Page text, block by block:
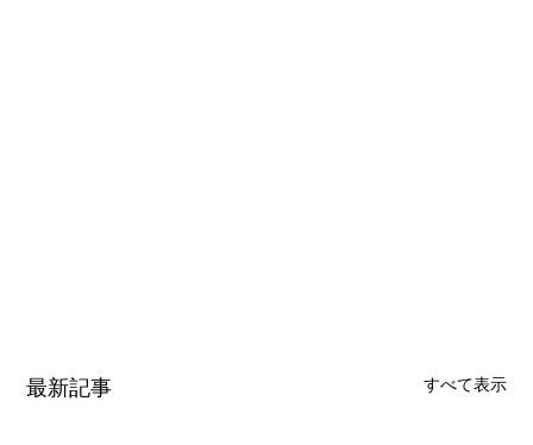
最新記事 すべて表示